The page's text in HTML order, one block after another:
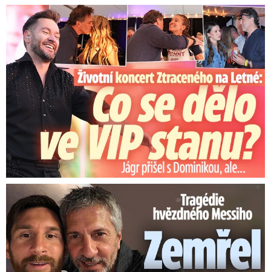
Koncert Ztraceného na Letné: Jágr přišel s Dominikou, ale...
Tragédie hvězdného Messiho: Zemřel mu táta (†68)!